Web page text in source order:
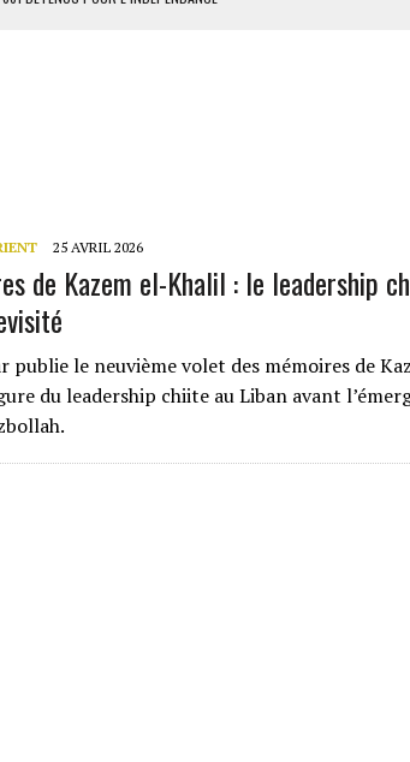
ILLÉGAUX
LA GRANDE CÔTE D’IVOIRE
25 AVRIL 2026
de Kazem el-Khalil : le leadership
publie le neuvième volet des mémoires de
du leadership chiite au Liban avant